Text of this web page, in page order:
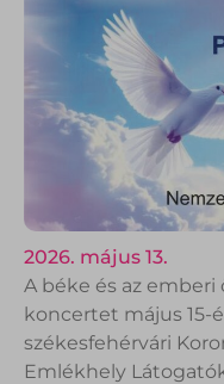
2026. május 13.
A béke és az emberi
koncertet május 15-
székesfehérvári
Emlékhely